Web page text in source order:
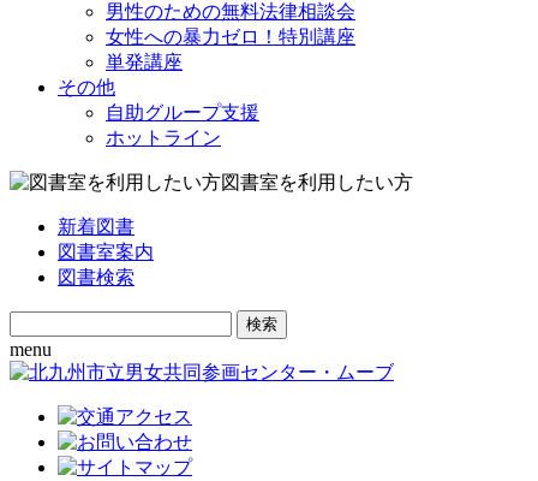
男性のための無料法律相談会
女性への暴力ゼロ！特別講座
単発講座
その他
自助グループ支援
ホットライン
図書室を利用したい方
新着図書
図書室案内
図書検索
Search
for:
menu